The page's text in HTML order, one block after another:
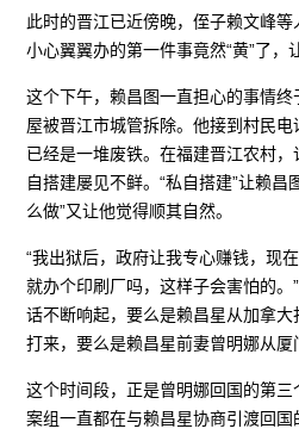
此时的晋江已近傍晚，侄子赖文峰
小心翼翼办的第一件事竟然“黄”了，
这个下午，赖昌图一直担心的事情
屋被晋江市城管拆除。他接到村民
已经是一堆废铁。在福建晋江农村
自搭建屡见不鲜。“私自搭建”让赖昌
么做”又让他觉得顺其自然。
“我出狱后，政府让我专心赚钱，现
就办个印刷厂吗，这样子会害怕的
话不断响起，要么是赖昌星从加拿
打来，要么是赖昌星前妻曾明娜从厦
这个时间段，正是曾明娜回国的第三
案组一直都在与赖昌星协商引渡回国